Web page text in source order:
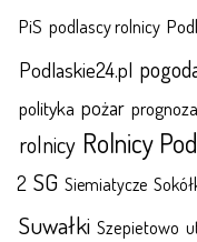
PiS podlascy rolnicy
Podlaskie24.pl
polityka pożar
rolnicy Rolnicy
2 SG Siemiatycze
Suwałki Szepietowo